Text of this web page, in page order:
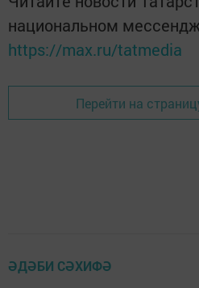
национальном
https://max.ru/tatmedia
Перейти на
ӘДӘБИ СӘХИФӘ